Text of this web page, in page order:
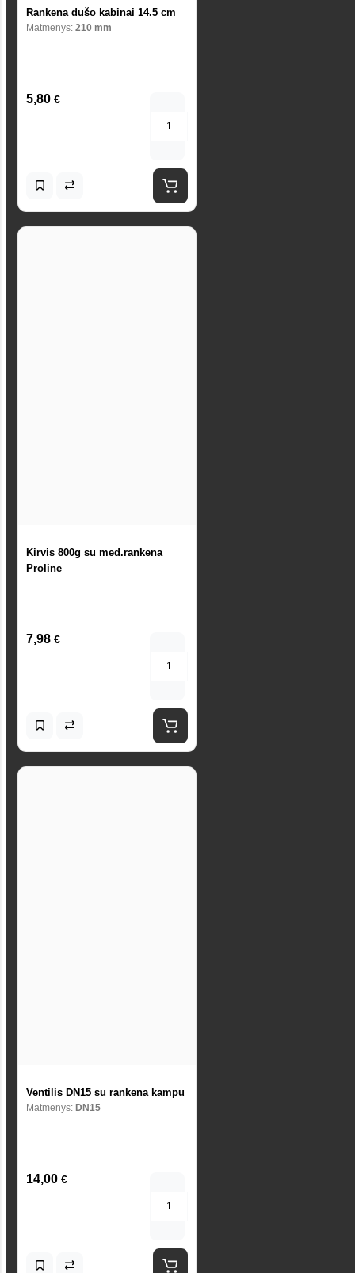
Rankena dušo kabinai 14.5 cm
Matmenys: 210 mm
5,80 €
Kirvis 800g su med.rankena
Proline
7,98 €
Ventilis DN15 su rankena kampu
Matmenys: DN15
14,00 €